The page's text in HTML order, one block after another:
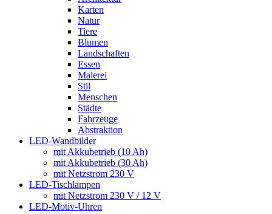
Karten
Natur
Tiere
Blumen
Landschaften
Essen
Malerei
Stil
Menschen
Städte
Fahrzeuge
Abstraktion
LED-Wandbilder
mit Akkubetrieb (10 Ah)
mit Akkubetrieb (30 Ah)
mit Netzstrom 230 V
LED-Tischlampen
mit Netzstrom 230 V / 12 V
LED-Motiv-Uhren